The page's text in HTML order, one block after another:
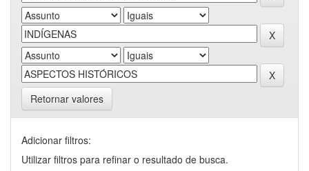
Retornar valores
Adicionar filtros:
Utilizar filtros para refinar o resultado de busca.